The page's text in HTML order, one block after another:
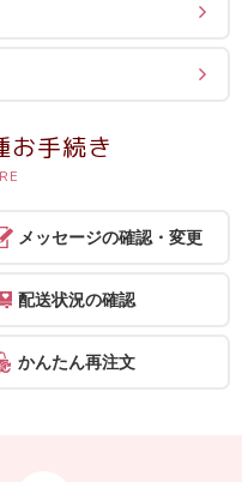
お手続き
メッセージの確認・変更
配送状況の確認
かんたん再注文